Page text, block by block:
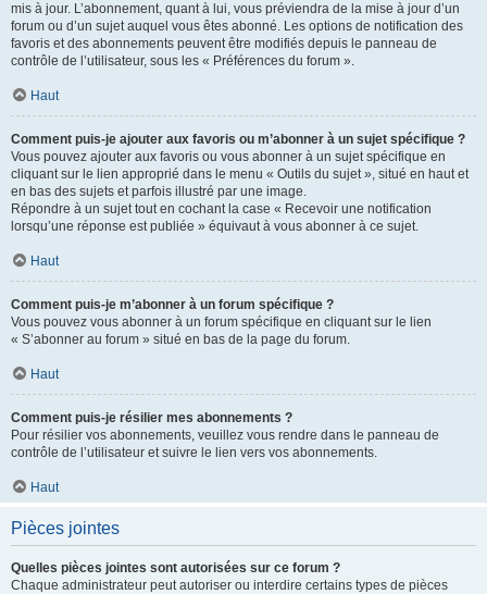
mis à jour. L’abonnement, quant à lui, vous préviendra de la mise à jour d’un
forum ou d’un sujet auquel vous êtes abonné. Les options de notification des
favoris et des abonnements peuvent être modifiés depuis le panneau de
contrôle de l’utilisateur, sous les « Préférences du forum ».
Haut
Comment puis-je ajouter aux favoris ou m’abonner à un sujet spécifique ?
Vous pouvez ajouter aux favoris ou vous abonner à un sujet spécifique en
cliquant sur le lien approprié dans le menu « Outils du sujet », situé en haut et
en bas des sujets et parfois illustré par une image.
Répondre à un sujet tout en cochant la case « Recevoir une notification
lorsqu’une réponse est publiée » équivaut à vous abonner à ce sujet.
Haut
Comment puis-je m’abonner à un forum spécifique ?
Vous pouvez vous abonner à un forum spécifique en cliquant sur le lien
« S’abonner au forum » situé en bas de la page du forum.
Haut
Comment puis-je résilier mes abonnements ?
Pour résilier vos abonnements, veuillez vous rendre dans le panneau de
contrôle de l’utilisateur et suivre le lien vers vos abonnements.
Haut
Pièces jointes
Quelles pièces jointes sont autorisées sur ce forum ?
Chaque administrateur peut autoriser ou interdire certains types de pièces